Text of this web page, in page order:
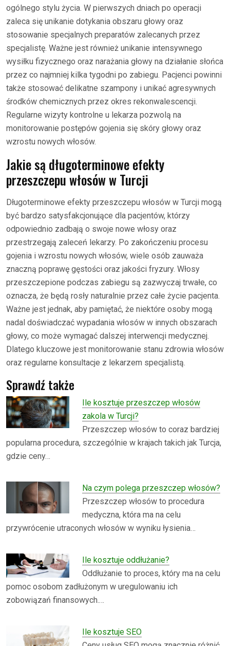
ogólnego stylu życia. W pierwszych dniach po operacji
zaleca się unikanie dotykania obszaru głowy oraz
stosowanie specjalnych preparatów zalecanych przez
specjalistę. Ważne jest również unikanie intensywnego
wysiłku fizycznego oraz narażania głowy na działanie słońca
przez co najmniej kilka tygodni po zabiegu. Pacjenci powinni
także stosować delikatne szampony i unikać agresywnych
środków chemicznych przez okres rekonwalescencji.
Regularne wizyty kontrolne u lekarza pozwolą na
monitorowanie postępów gojenia się skóry głowy oraz
wzrostu nowych włosów.
Jakie są długoterminowe efekty
przeszczepu włosów w Turcji
Długoterminowe efekty przeszczepu włosów w Turcji mogą
być bardzo satysfakcjonujące dla pacjentów, którzy
odpowiednio zadbają o swoje nowe włosy oraz
przestrzegają zaleceń lekarzy. Po zakończeniu procesu
gojenia i wzrostu nowych włosów, wiele osób zauważa
znaczną poprawę gęstości oraz jakości fryzury. Włosy
przeszczepione podczas zabiegu są zazwyczaj trwałe, co
oznacza, że będą rosły naturalnie przez całe życie pacjenta.
Ważne jest jednak, aby pamiętać, że niektóre osoby mogą
nadal doświadczać wypadania włosów w innych obszarach
głowy, co może wymagać dalszej interwencji medycznej.
Dlatego kluczowe jest monitorowanie stanu zdrowia włosów
oraz regularne konsultacje z lekarzem specjalistą.
Sprawdź także
Ile kosztuje przeszczep włosów
zakola w Turcji?
Przeszczep włosów to coraz bardziej
popularna procedura, szczególnie w krajach takich jak Turcja,
gdzie ceny…
Na czym polega przeszczep włosów?
Przeszczep włosów to procedura
medyczna, która ma na celu
przywrócenie utraconych włosów w wyniku łysienia…
Ile kosztuje oddłużanie?
Oddłużanie to proces, który ma na celu
pomoc osobom zadłużonym w uregulowaniu ich
zobowiązań finansowych.…
Ile kosztuje SEO